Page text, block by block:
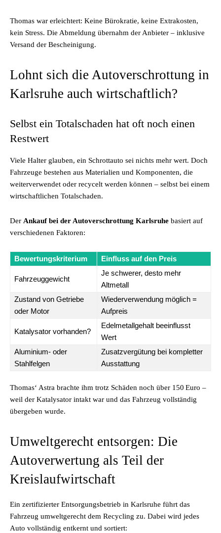
Thomas war erleichtert: Keine Bürokratie, keine Extrakosten,
kein Stress. Die Abmeldung übernahm der Anbieter – inklusive
Versand der Bescheinigung.
Lohnt sich die Autoverschrottung in
Karlsruhe auch wirtschaftlich?
Selbst ein Totalschaden hat oft noch einen
Restwert
Viele Halter glauben, ein Schrottauto sei nichts mehr wert. Doch
Fahrzeuge bestehen aus Materialien und Komponenten, die
weiterverwendet oder recycelt werden können – selbst bei einem
wirtschaftlichen Totalschaden.
Der Ankauf bei der Autoverschrottung Karlsruhe basiert auf
verschiedenen Faktoren:
Bewertungskriterium Einfluss auf den Preis
Fahrzeuggewicht
Je schwerer, desto mehr
Altmetall
Zustand von Getriebe
oder Motor
Wiederverwendung möglich =
Aufpreis
Katalysator vorhanden?
Edelmetallgehalt beeinflusst
Wert
Aluminium- oder
Stahlfelgen
Zusatzvergütung bei kompletter
Ausstattung
Thomas‘ Astra brachte ihm trotz Schäden noch über 150 Euro –
weil der Katalysator intakt war und das Fahrzeug vollständig
übergeben wurde.
Umweltgerecht entsorgen: Die
Autoverwertung als Teil der
Kreislaufwirtschaft
Ein zertifizierter Entsorgungsbetrieb in Karlsruhe führt das
Fahrzeug umweltgerecht dem Recycling zu. Dabei wird jedes
Auto vollständig entkernt und sortiert: